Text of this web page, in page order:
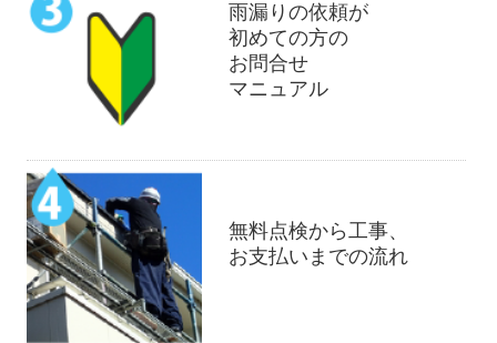
雨漏りの依頼が
初めての方の
お問合せ
マニュアル
無料点検から工事、
お支払いまでの流れ